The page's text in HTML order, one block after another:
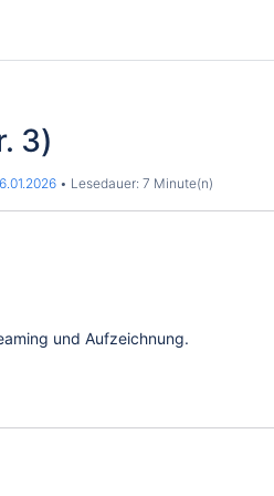
3)
Lesedauer: 7 Minute(n)
und Aufzeichnung.